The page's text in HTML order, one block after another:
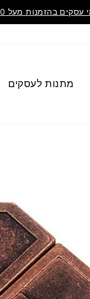
מתנות לעסקים